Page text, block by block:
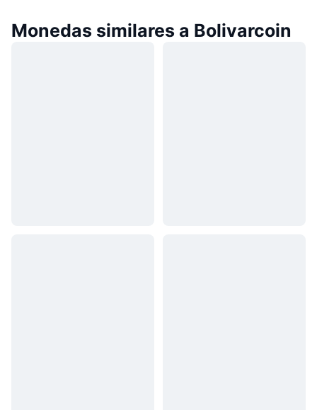
Monedas similares a Bolivarcoin